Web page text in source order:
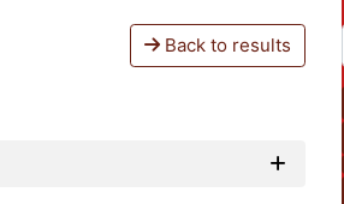
Back to results